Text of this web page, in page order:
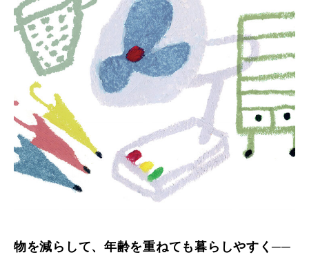
物を減らして、年齢を重ねても暮らしやすく──